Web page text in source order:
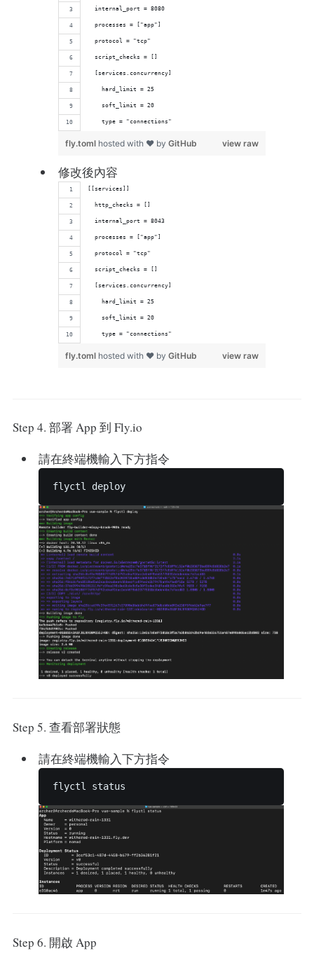
  internal_port = 8080
  processes = ["app"]
  protocol = "tcp"
  script_checks = []
  [services.concurrency]
    hard_limit = 25
    soft_limit = 20
    type = "connections"
view raw
fly.toml hosted with ❤ by GitHub
修改後內容
[[services]]
  http_checks = []
  internal_port = 8043
  processes = ["app"]
  protocol = "tcp"
  script_checks = []
  [services.concurrency]
    hard_limit = 25
    soft_limit = 20
    type = "connections"
view raw
fly.toml hosted with ❤ by GitHub
Step 4. 部署 App 到 Fly.io
請在終端機輸入下方指令
Step 5. 查看部署狀態
請在終端機輸入下方指令
Step 6. 開啟 App